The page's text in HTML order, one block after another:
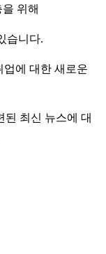
위해
습니다.
업에 대한 새로운
된 최신 뉴스에 대